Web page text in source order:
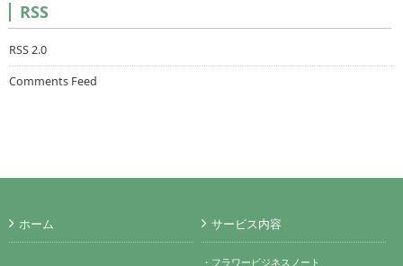
RSS
RSS 2.0
Comments Feed
ホーム サービス内容
・フラワービジネスノート